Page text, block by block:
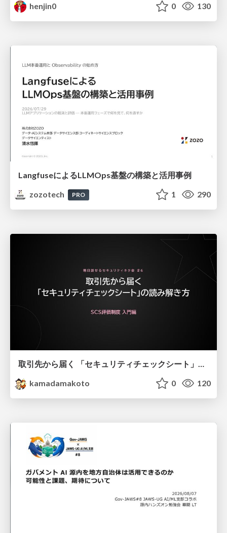
henjin0
0 130
LangfuseによるLLMOps基盤の構築と活用事例
zozotech
PRO 1 290
kamadamakoto
0 120